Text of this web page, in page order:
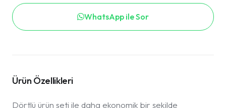
WhatsApp ile Sor
Ürün Özellikleri
Dörtlü ürün seti ile daha ekonomik bir şekilde